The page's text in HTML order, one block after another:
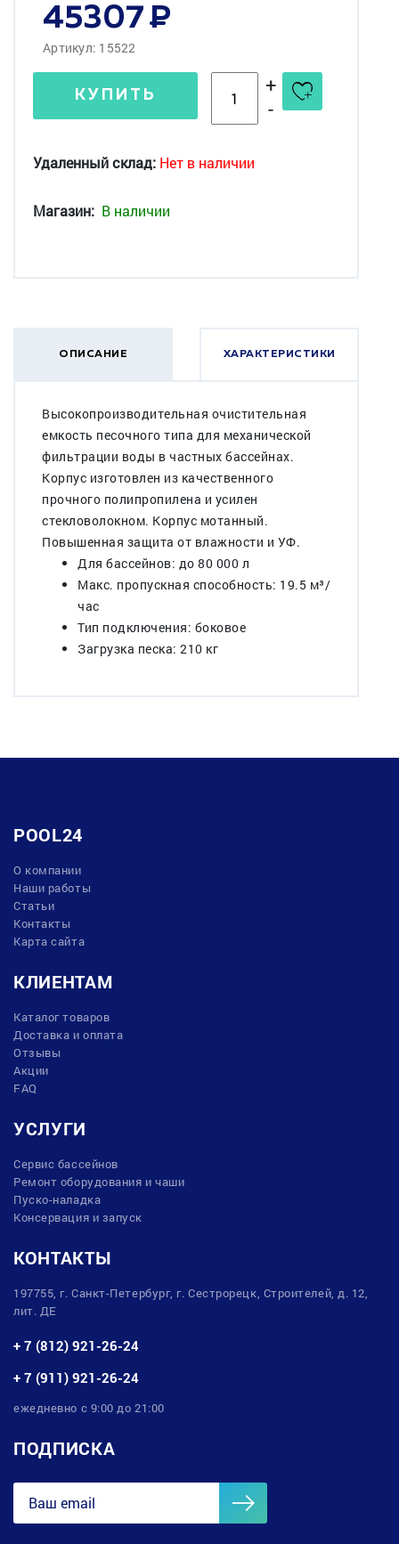
45307
Артикул: 15522
КУПИТЬ
+
-
Удаленный склад: Нет в наличии
Магазин: В наличии
ОПИСАНИЕ ХАРАКТЕРИСТИКИ
Высокопроизводительная очистительная
емкость песочного типа для механической
фильтрации воды в частных бассейнах.
Корпус изготовлен из качественного
прочного полипропилена и усилен
стекловолокном. Корпус мотанный.
Повышенная защита от влажности и УФ.
Для бассейнов: до 80 000 л
Макс. пропускная способность: 19.5 м³/
час
Тип подключения: боковое
Загрузка песка: 210 кг
POOL24
О компании
Наши работы
Статьи
Контакты
Карта сайта
КЛИЕНТАМ
Каталог товаров
Доставка и оплата
Отзывы
Акции
FAQ
УСЛУГИ
Сервис бассейнов
Ремонт оборудования и чаши
Пуско-наладка
Консервация и запуск
КОНТАКТЫ
197755, г. Санкт-Петербург, г. Сестрорецк, Строителей, д. 12,
лит. ДЕ
+ 7 (812) 921-26-24
+ 7 (911) 921-26-24
ежедневно с 9:00 до 21:00
ПОДПИСКА